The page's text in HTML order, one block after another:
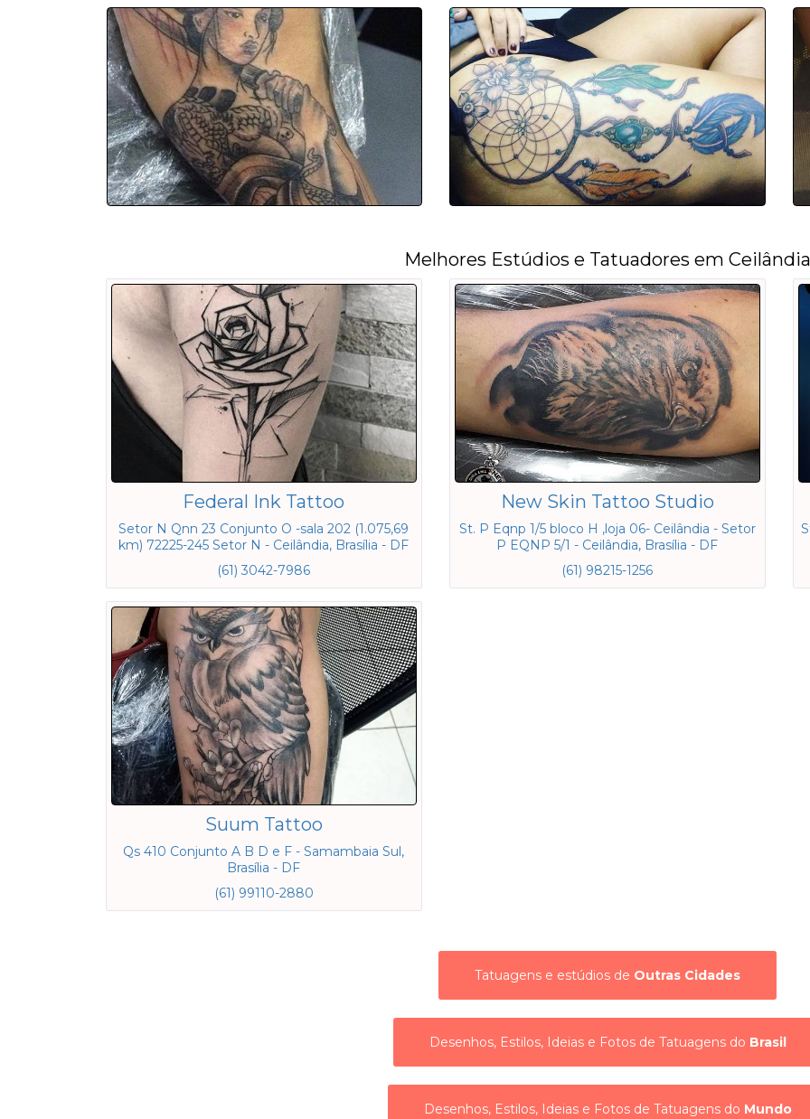
Melhores Estúdios e Tatuadores em Ceilândia
Federal Ink Tattoo
Setor N Qnn 23 Conjunto O -sala 202 (1.075,69
km) 72225-245 Setor N - Ceilândia, Brasília - DF
(61) 3042-7986
New Skin Tattoo Studio
St. P Eqnp 1/5 bloco H ,loja 06- Ceilândia - Setor
P EQNP 5/1 - Ceilândia, Brasília - DF
(61) 98215-1256
Suum Tattoo
Qs 410 Conjunto A B D e F - Samambaia Sul,
Brasília - DF
(61) 99110-2880
Tatuagens e estúdios de Outras Cidades
Desenhos, Estilos, Ideias e Fotos de Tatuagens do Brasil
Desenhos, Estilos, Ideias e Fotos de Tatuagens do Mundo